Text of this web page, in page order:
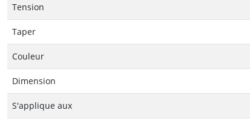
Tension
Taper
Couleur
Dimension
S'applique aux